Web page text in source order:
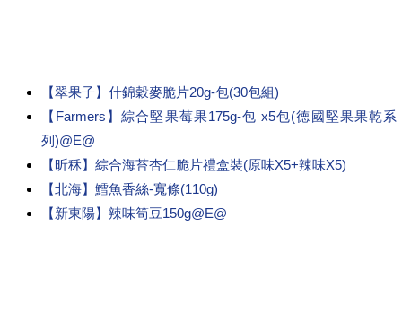
【翠果子】什錦穀麥脆片20g-包(30包組)
【Farmers】綜合堅果莓果175g-包 x5包(德國堅果果乾系
列)@E@
【昕秝】綜合海苔杏仁脆片禮盒裝(原味X5+辣味X5)
【北海】鱈魚香絲-寬條(110g)
【新東陽】辣味筍豆150g@E@